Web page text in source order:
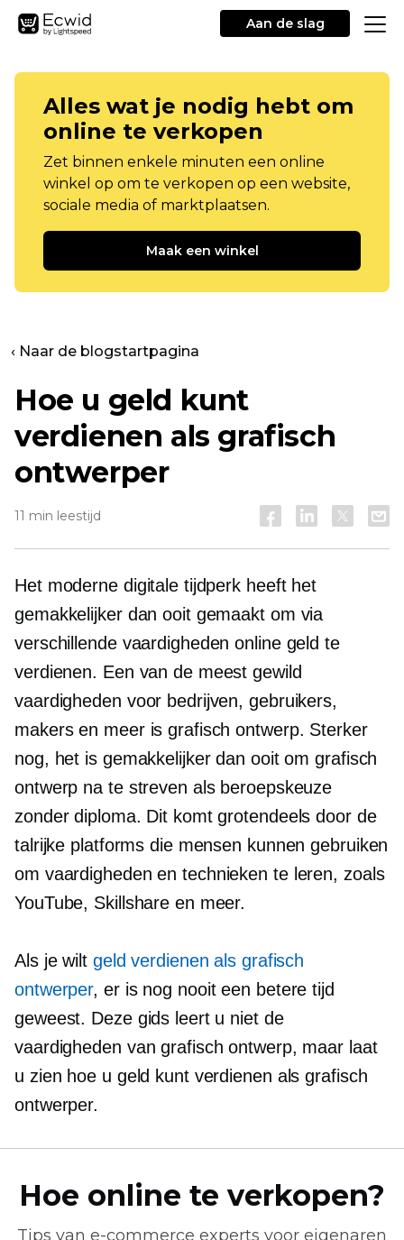
Aan de slag
Alles wat je nodig hebt om
online te verkopen
Zet binnen enkele minuten een online
winkel op om te verkopen op een website,
sociale media of marktplaatsen.
Maak een winkel
‹ Naar de blogstartpagina
Hoe u geld kunt
verdienen als grafisch
ontwerper
11 min leestijd
Het moderne digitale tijdperk heeft het
gemakkelijker dan ooit gemaakt om via
verschillende vaardigheden online geld te
verdienen. Een van de meestgewild
vaardigheden voor bedrijven, gebruikers,
makers en meer is grafisch ontwerp. Sterker
nog, het is gemakkelijker dan ooit om grafisch
ontwerp na te streven als beroepskeuze
zonder diploma. Dit komt grotendeels door de
talrijke platforms die mensen kunnen gebruiken
om vaardigheden en technieken te leren, zoals
YouTube, Skillshare en meer.
Als je wilt geld verdienen als grafisch
ontwerper, er is nog nooit een betere tijd
geweest. Deze gids leert u niet de
vaardigheden van grafisch ontwerp, maar laat
u zien hoe u geld kunt verdienen als grafisch
ontwerper.
Hoe online te verkopen?
Tips van e-commerce experts voor eigenaren